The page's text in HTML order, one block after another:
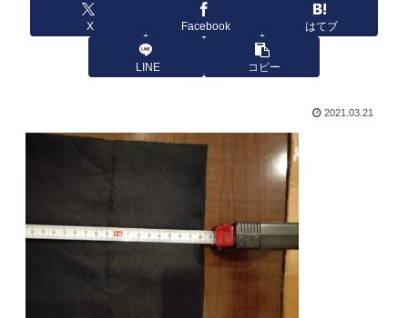
X Facebook はてブ
LINE コピー
2021.03.21